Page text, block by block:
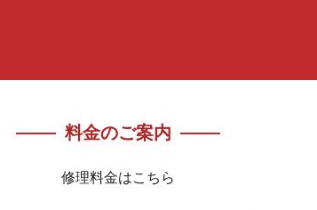
料金のご案内
修理料金はこちら